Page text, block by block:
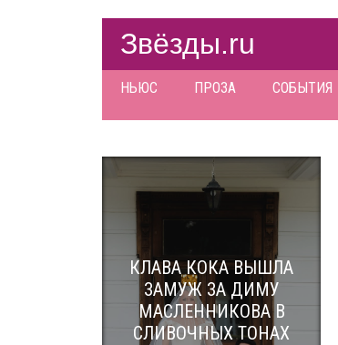
Звёзды.ru
НЬЮС ПРОЗА СОБЫТИЯ
КЛАВА КОКА ВЫШЛА
ЗАМУЖ ЗА ДИМУ
МАСЛЕННИКОВА В
СЛИВОЧНЫХ ТОНАХ